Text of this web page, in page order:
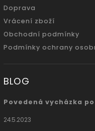
Doprava
Vrácení zboží
Obchodní podmínky
Podmínky ochrany
BLOG
Povedená vycházka
24.5.2023